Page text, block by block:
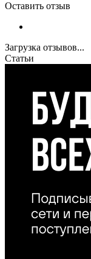
Оставить отзыв
Загрузка отзывов...
Статьи